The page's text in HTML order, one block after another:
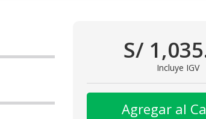
S/
Incluye IGV
Agregar al